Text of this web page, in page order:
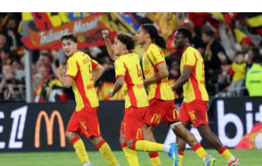
i
o
n
e
s
d
e
c
o
m
p
a
r
t
r
d
a
r